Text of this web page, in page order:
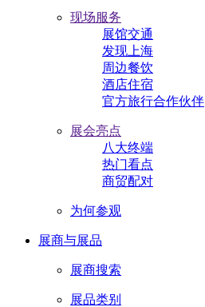
现场服务
展馆交通
发现上海
周边餐饮
酒店住宿
官方旅行合作伙伴
展会亮点
八大终端
热门看点
商贸配对
为何参观
展商与展品
展商搜索
展品类别